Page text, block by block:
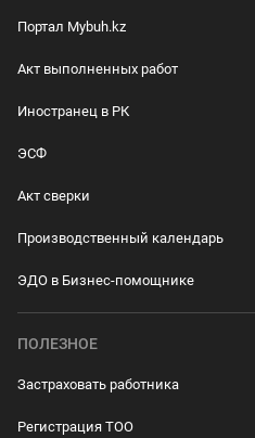
Портал Mybuh.kz
Акт выполненных работ
Иностранец в РК
ЭСФ
Акт сверки
Производственный календарь
ЭДО в Бизнес-помощнике
ПОЛЕЗНОЕ
Застраховать работника
Регистрация ТОО